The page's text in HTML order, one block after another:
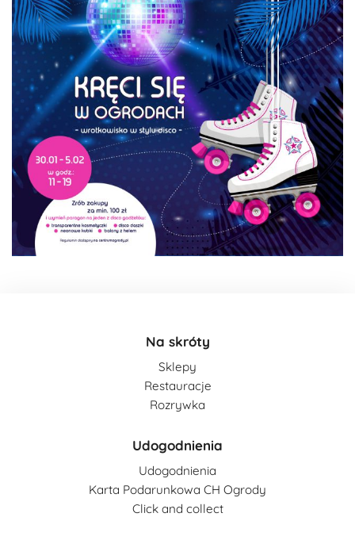
Na skróty
Sklepy
Restauracje
Rozrywka
Udogodnienia
Udogodnienia
Karta Podarunkowa CH Ogrody
Click and collect